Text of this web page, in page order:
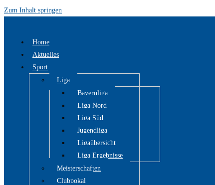
Zum Inhalt springen
Home
Aktuelles
Sport
Liga
Bayernliga
Liga Nord
Liga Süd
Jugendliga
Ligaübersicht
Liga Ergebnisse
Meisterschaften
Clubpokal